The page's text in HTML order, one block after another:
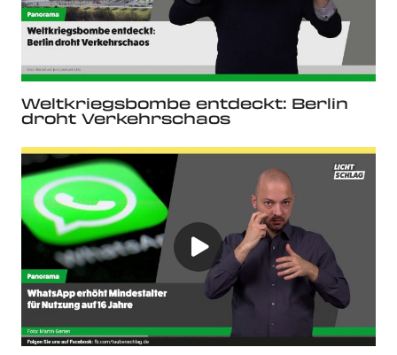
Weltkriegsbombe entdeckt: Berlin
droht Verkehrschaos